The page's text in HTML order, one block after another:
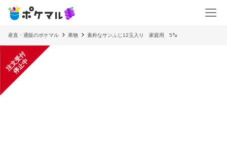
産直・通販のポケマル 果物 素朴なサンふじ12玉入り 家庭用 5㌔
注
文
受
付
停
止
中